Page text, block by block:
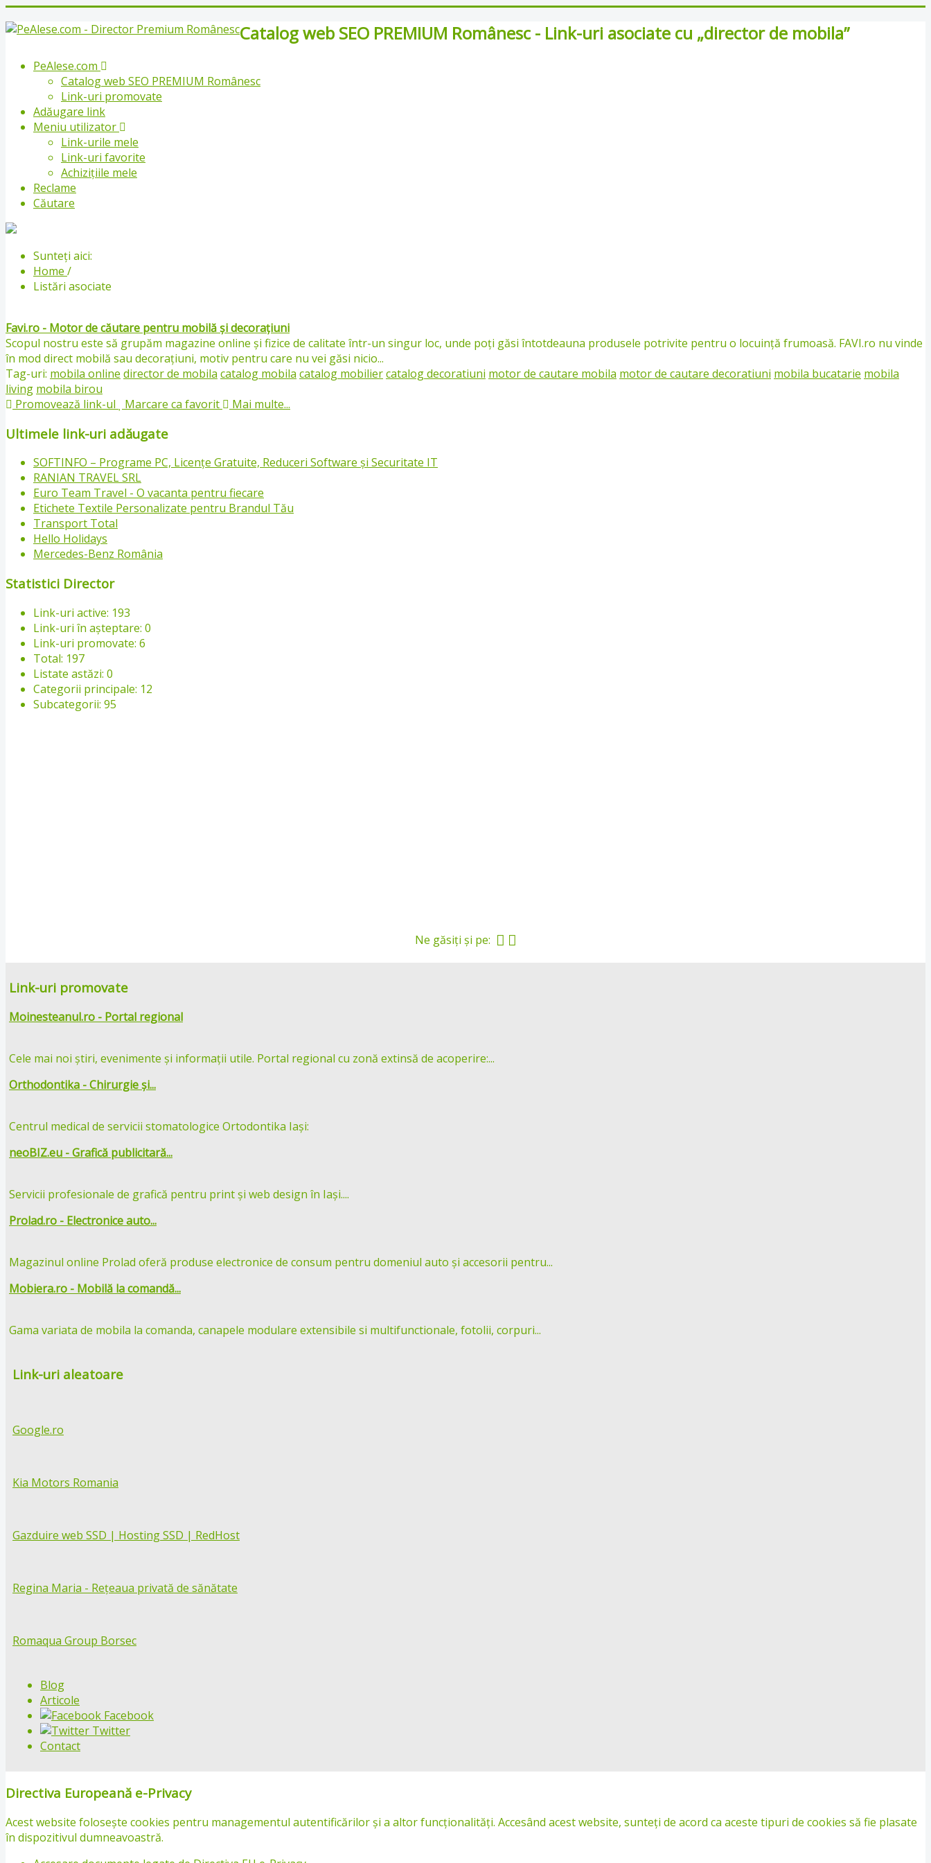
Catalog web SEO PREMIUM Românesc - Link-uri asociate cu „director de mobila”
PeAlese.com
Catalog web SEO PREMIUM Românesc
Link-uri promovate
Adăugare link
Meniu utilizator
Link-urile mele
Link-uri favorite
Achizițiile mele
Reclame
Căutare
Sunteți aici:
Home /
Listări asociate
Favi.ro - Motor de căutare pentru mobilă și decorațiuni
Scopul nostru este să grupăm magazine online și fizice de calitate într-un singur loc, unde poți găsi întotdeauna produsele potrivite pentru o locuință frumoasă. FAVI.ro nu vinde
în mod direct mobilă sau decorațiuni, motiv pentru care nu vei găsi nicio...
Tag-uri: mobila online director de mobila catalog mobila catalog mobiliercatalog decoratiuni motor de cautare mobila motor de cautare decoratiuni mobila bucatarie mobila
living mobila birou
Promovează link-ul
Marcare ca favorit Mai multe...
Ultimele link-uri adăugate
SOFTINFO – Programe PC, Licențe Gratuite, Reduceri Software și Securitate IT
RANIAN TRAVEL SRL
Euro Team Travel - O vacanta pentru fiecare
Etichete Textile Personalizate pentru Brandul Tău
Transport Total
Hello Holidays
Mercedes-Benz România
Statistici Director
Link-uri active: 193
Link-uri în așteptare: 0
Link-uri promovate: 6
Total: 197
Listate astăzi: 0
Categorii principale: 12
Subcategorii: 95
Ne găsiți și pe:
Link-uri promovate
Moinesteanul.ro - Portal regional
Cele mai noi știri, evenimente și informații utile. Portal regional cu zonă extinsă de acoperire:...
Orthodontika - Chirurgie și...
Centrul medical de servicii stomatologice Ortodontika Iași:
neoBIZ.eu - Grafică publicitară...
Servicii profesionale de grafică pentru print și web design în Iași....
Prolad.ro - Electronice auto...
Magazinul online Prolad oferă produse electronice de consum pentru domeniul auto și accesorii pentru...
Mobiera.ro - Mobilă la comandă...
Gama variata de mobila la comanda, canapele modulare extensibile si multifunctionale, fotolii, corpuri...
Link-uri aleatoare
Google.ro
Kia Motors Romania
Gazduire web SSD | Hosting SSD | RedHost
Regina Maria - Rețeaua privată de sănătate
Romaqua Group Borsec
Blog
Articole
Facebook
Twitter
Contact
Directiva Europeană e-Privacy
Acest website folosește cookies pentru managementul autentificărilor și a altor funcționalități. Accesând acest website, sunteți de acord ca aceste tipuri de cookies să fie plasate
în dispozitivul dumneavoastră.